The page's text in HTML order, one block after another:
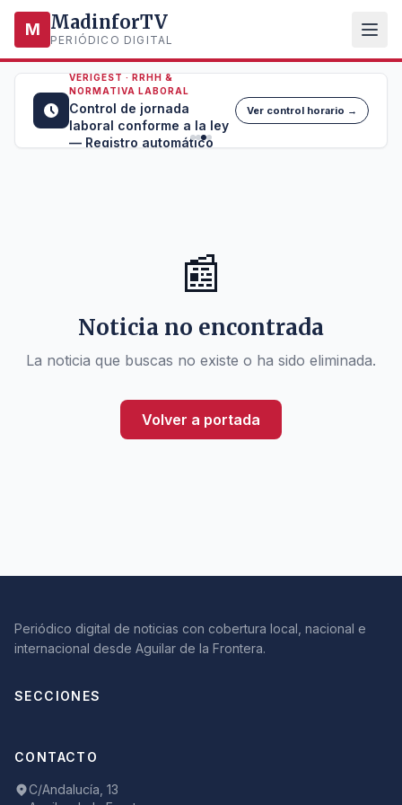
M MadinforTV
PERIÓDICO DIGITAL
VERIGEST · RRHH &
NORMATIVA LABORAL
Control de jornada
laboral conforme a la ley
— Registro automático
Ver control horario →
📰
Noticia no encontrada
La noticia que buscas no existe o ha sido eliminada.
Volver a portada
Periódico digital de noticias con cobertura local, nacional e
internacional desde Aguilar de la Frontera.
SECCIONES
CONTACTO
C/Andalucía, 13